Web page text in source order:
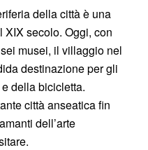
della città è una
secolo. Oggi, con
musei, il villaggio nel
destinazione per gli
della bicicletta.
città anseatica fin
dell’arte